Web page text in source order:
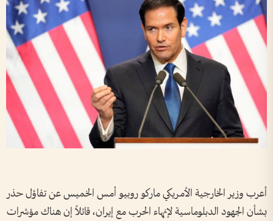
أعرب وزير الخارجية الأمريكي ماركو روبيو أمس الخميس عن تفاؤل حذر
بشأن الجهود الدبلوماسية لإنهاء الحرب مع إيران، قائلاً إن هناك مؤشرات